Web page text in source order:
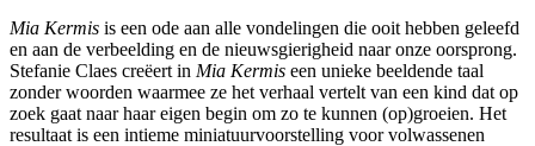
Mia Kermis is een ode aan alle vondelingen die ooit hebben geleefd
en aan de verbeelding en de nieuwsgierigheid naar onze oorsprong.
Stefanie Claes creëert in Mia Kermis een unieke beeldende taal
zonder woorden waarmee ze het verhaal vertelt van een kind dat op
zoek gaat naar haar eigen begin om zo te kunnen (op)groeien. Het
resultaat is een intieme miniatuurvoorstelling voor volwassenen